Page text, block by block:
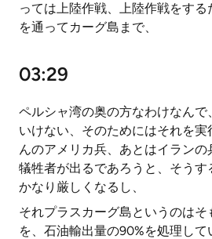
っては上陸作戦、上陸作戦をす
を通ってカーグ島まで、
03:29
ペルシャ湾の奥の方なわけなんで
いけない、そのためにはそれを実
んのアメリカ兵、あとはイラン
犠牲者が出るであろうと、そうす
かなり厳しくなるし、
それプラスカーグ島というのは
を、石油輸出量の90%を処理し